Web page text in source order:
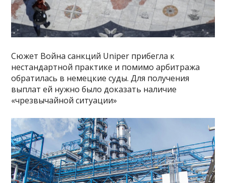
Сюжет Война санкций Uniper прибегла к
нестандартной практике и помимо арбитража
обратилась в немецкие суды. Для получения
выплат ей нужно было доказать наличие
«чрезвычайной ситуации»